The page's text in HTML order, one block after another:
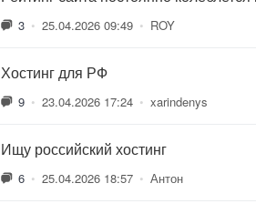
3 • 25.04.2026 09:49 • ROY
Хостинг для РФ
9 • 23.04.2026 17:24 • xarindenys
Ищу российский хостинг
6 • 25.04.2026 18:57 • Антон